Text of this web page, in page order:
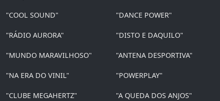
"COOL SOUND" "DANCE POWER"
"RÁDIO AURORA" "DISTO E DAQUILO"
"MUNDO MARAVILHOSO" "ANTENA DESPORTIVA"
"NA ERA DO VINIL" "POWERPLAY"
"CLUBE MEGAHERTZ" "A QUEDA DOS ANJOS"